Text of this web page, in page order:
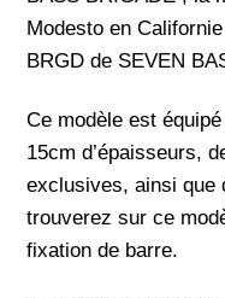
Modesto en
BRGD de SEVEN
Ce modèle est
15cm d’épaisseurs,
exclusives, ainsi que
trouverez sur ce
fixation de barre.